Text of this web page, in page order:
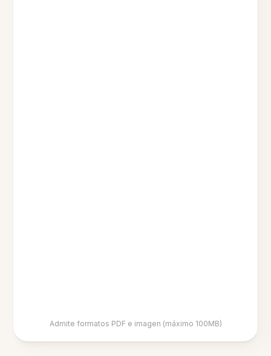
Admite formatos PDF e imagen (máximo 100MB)